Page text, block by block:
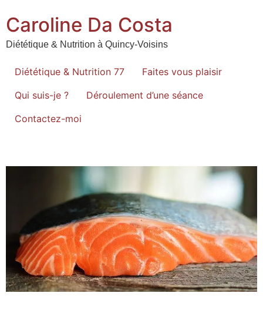
Caroline Da Costa
Diététique & Nutrition à Quincy-Voisins
Diététique & Nutrition 77
Faites vous plaisir
Qui suis-je ?
Déroulement d’une séance
Contactez-moi